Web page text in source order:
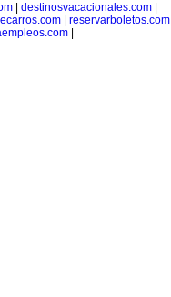
| destinosvacacionales.com|
reservarboletos.com
|